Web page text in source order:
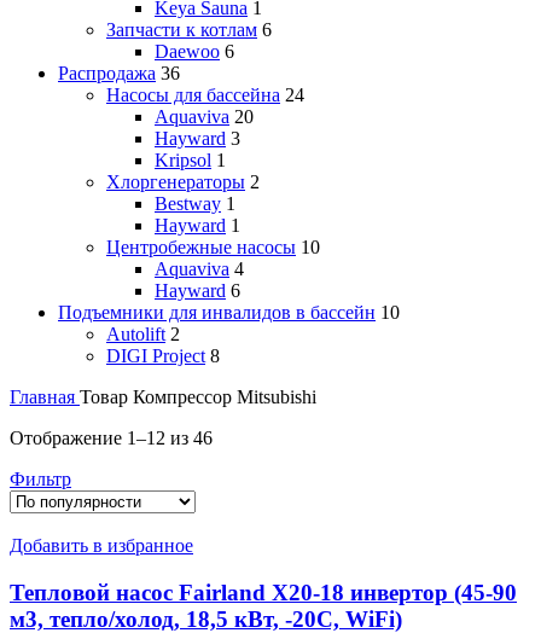
Keya Sauna 1
Запчасти к котлам 6
Daewoo 6
Распродажа 36
Насосы для бассейна 24
Aquaviva 20
Hayward 3
Kripsol 1
Хлоргенераторы 2
Bestway 1
Hayward 1
Центробежные насосы 10
Aquaviva 4
Hayward 6
Подъемники для инвалидов в бассейн 10
Autolift 2
DIGI Project 8
Главная Товар Компрессор Mitsubishi
Отображение 1–12 из 46Сортировка:
Фильтр
Добавить в избранное
Тепловой насос Fairland X20-18 инвертор (45-90
м3, тепло/холод, 18,5 кВт, -20С, WiFi)